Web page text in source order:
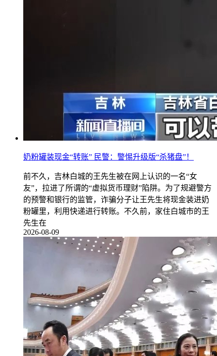
奶粉罐装现金“转账” 民警：警惕升级版“杀猪盘”！
前不久，吉林白城的王先生被在网上认识的一名“女
友”，拉进了所谓的“虚拟货币理财”陷阱。为了规避警方
的预警和银行的监管，诈骗分子让王先生将现金装进奶
粉罐里，利用快递进行转账。不久前，家住白城市的王
先生在
2026-08-09